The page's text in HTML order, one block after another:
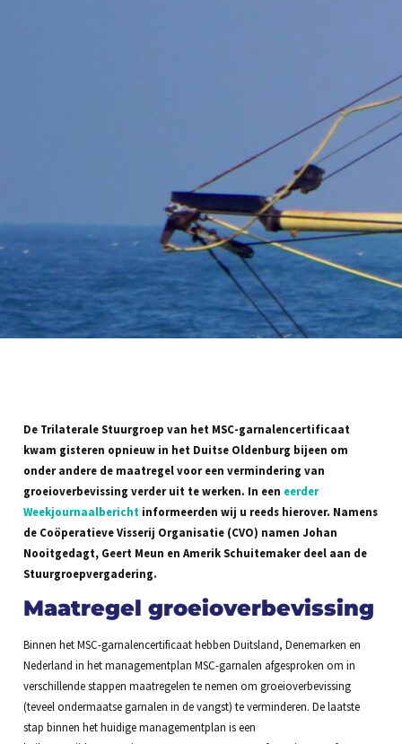
De Trilaterale Stuurgroep van het MSC-garnalencertificaat
kwam gisteren opnieuw in het Duitse Oldenburg bijeen om
onder andere de maatregel voor een vermindering van
groeioverbevissing verder uit te werken. In een eerder
Weekjournaalbericht informeerden wij u reeds hierover. Namens
de Coöperatieve Visserij Organisatie (CVO) namen Johan
Nooitgedagt, Geert Meun en Amerik Schuitemaker deel aan de
Stuurgroepvergadering.
Maatregel groeioverbevissing
Binnen het MSC-garnalencertificaat hebben Duitsland, Denemarken en
Nederland in het managementplan MSC-garnalen afgesproken om in
verschillende stappen maatregelen te nemen om groeioverbevissing
(teveel ondermaatse garnalen in de vangst) te verminderen. De laatste
stap binnen het huidige managementplan is een